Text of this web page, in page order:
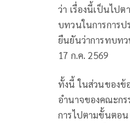
ว่า เรื่องนี้เป็นไปต
บทวนในการการป
ยืนยันว่าการทบท
17 ก.ค. 2569
ทั้งนี้ ในส่วนของข้
อำนาจของคณะกร
การไปตามขั้นตอ